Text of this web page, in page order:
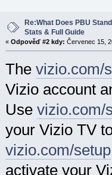
Re:What Does PBU
Stats & Full Guide
« Odpověď #2 kdy: Červenec 15,
The vizio.com/
Vizio account
Use vizio.com/
your Vizio TV
vizio.com/setup
activate your